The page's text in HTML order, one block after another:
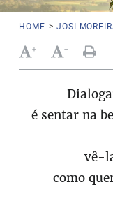
HOME > JOSI
+ -
é sentar na
vê-
como